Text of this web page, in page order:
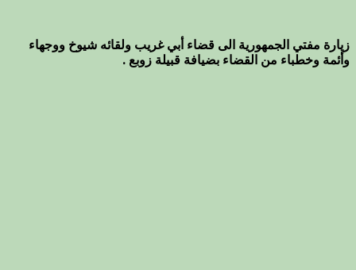
زيارة مفتي الجمهورية الى قضاء أبي غريب ولقائه شيوخ ووجهاء
وأئمة وخطباء من القضاء بضيافة قبيلة زوبع .